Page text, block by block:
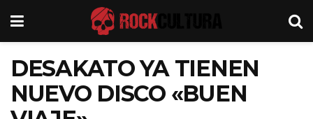
DESAKATO YA TIENEN
NUEVO DISCO «BUEN